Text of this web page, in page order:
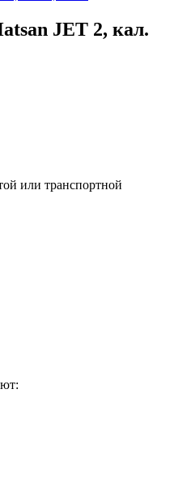
JET 2, кал.
или транспортной